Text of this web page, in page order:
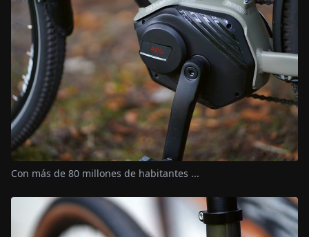
Con más de 80 millones de habitantes ...